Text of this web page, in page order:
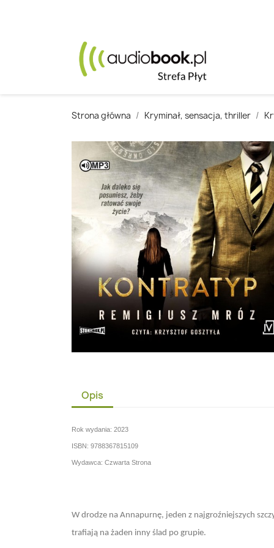
Strona główna Kryminał, sensacja, thriller
Opis
Rok wydania: 2023
ISBN: 9788367815109
Wydawca: Czwarta Strona
W drodze na Annapurnę, jeden z najgroźniejszych
trafiają na żaden inny ślad po grupie.